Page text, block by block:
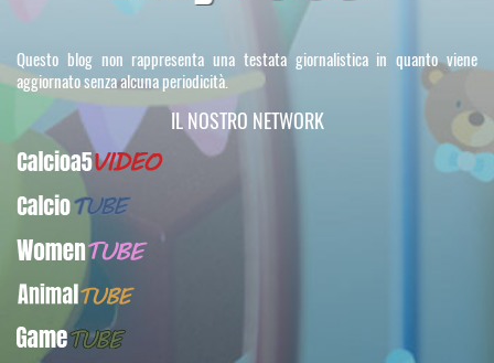
Questo blog non rappresenta una testata giornalistica in quanto viene
aggiornato senza alcuna periodicità.
IL NOSTRO NETWORK
Calcioa5Video